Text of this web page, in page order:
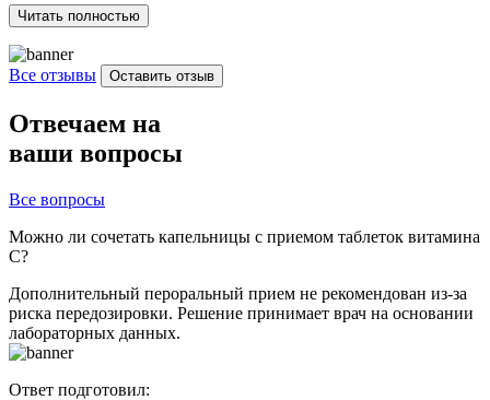
Читать полностью
Все отзывы Оставить отзыв
Отвечаем на
ваши вопросы
Все вопросы
Можно ли сочетать капельницы с приемом таблеток витамина
С?
Дополнительный пероральный прием не рекомендован из-за
риска передозировки. Решение принимает врач на основании
лабораторных данных.
Ответ подготовил: